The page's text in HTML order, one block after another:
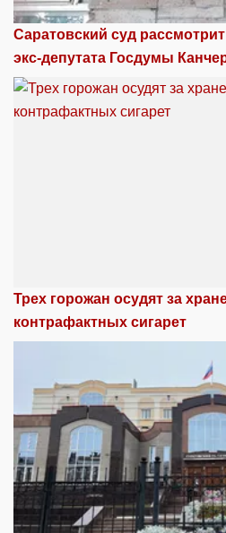
Саратовский суд
экс-депутата Госдумы
Трех горожан осудят за
контрафактных сигарет